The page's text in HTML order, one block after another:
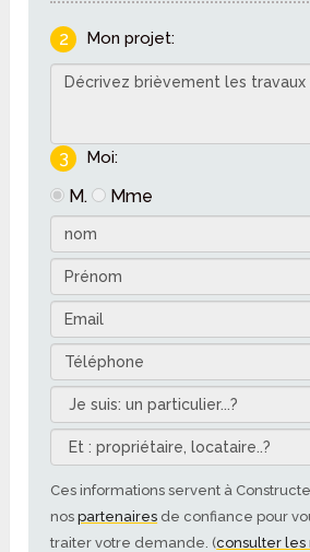
2 Mon projet:
3 Moi:
M. Mme
Ces informations servent à
nospartenaires de confiance pour
traiter votre demande. (consulter